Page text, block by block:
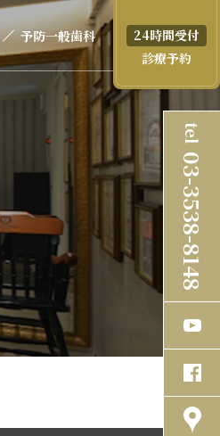
予防一般歯科
24時間受付
診療予約
tel
03-3538-8148